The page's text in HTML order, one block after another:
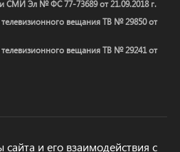
СМИ Эл № ФС 77-73689 от 21.09.2018 г.
вещания ТВ № 29850 от
вещания ТВ № 29241 от
и его взаимодействия с